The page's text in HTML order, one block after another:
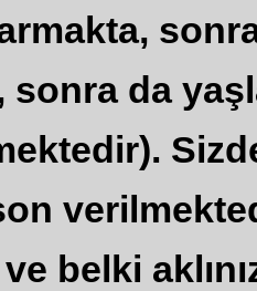
sonra da
belki